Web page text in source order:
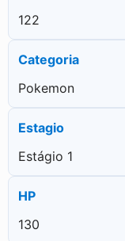
122
Categoria
Pokemon
Estagio
Estágio 1
HP
130